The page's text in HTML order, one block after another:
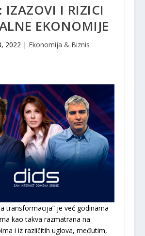
IZAZOVI I RIZICI
EKONOMIJE
2022 | Ekonomija & Biznis
transformacija“ je već godinama
kao takva razmatrana na
i iz različitih uglova, međutim,